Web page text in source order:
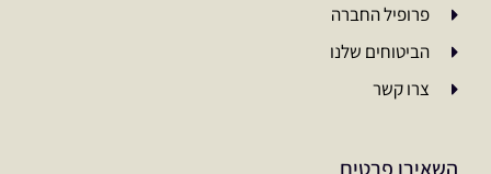
פרופיל החברה
הביטוחים שלנו
צרו קשר
השאירו פרטים